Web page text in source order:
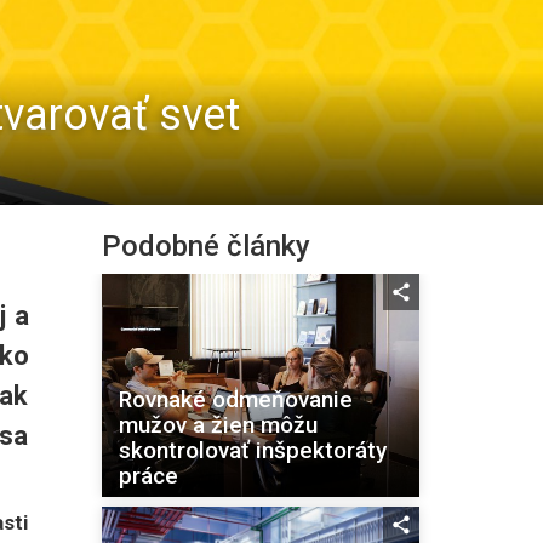
svet
a
Podobné články
Rovnaké odmeňovanie
mužov a žien môžu
skontrolovať inšpektoráty
práce